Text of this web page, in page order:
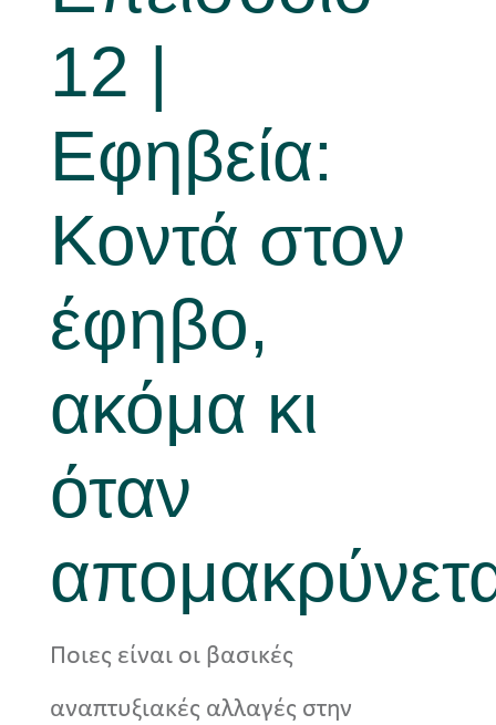
Νέα12 |
Εφηβεία:
Κοντά στον
έφηβο,
ακόμα κι
όταν
Ποιες είναι οι βασικές
αναπτυξιακές αλλαγές στην